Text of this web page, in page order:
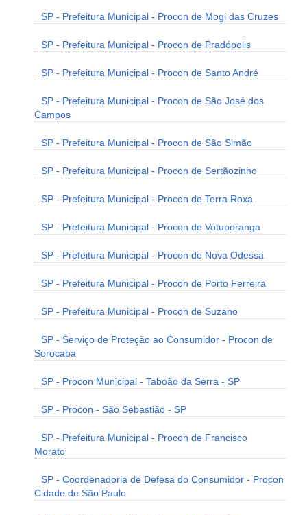
SP - Prefeitura Municipal - Procon de Mogi das Cruzes
SP - Prefeitura Municipal - Procon de Pradópolis
SP - Prefeitura Municipal - Procon de Santo André
SP - Prefeitura Municipal - Procon de São José dos
Campos
SP - Prefeitura Municipal - Procon de São Simão
SP - Prefeitura Municipal - Procon de Sertãozinho
SP - Prefeitura Municipal - Procon de Terra Roxa
SP - Prefeitura Municipal - Procon de Votuporanga
SP - Prefeitura Municipal - Procon de Nova Odessa
SP - Prefeitura Municipal - Procon de Porto Ferreira
SP - Prefeitura Municipal - Procon de Suzano
SP - Serviço de Proteção ao Consumidor - Procon de
Sorocaba
SP - Procon Municipal - Taboão da Serra - SP
SP - Procon - São Sebastião - SP
SP - Prefeitura Municipal - Procon de Francisco
Morato
SP - Coordenadoria de Defesa do Consumidor - Procon
Cidade de São Paulo